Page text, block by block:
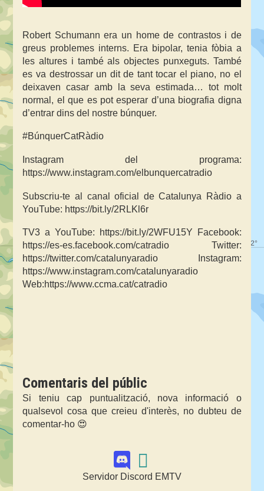
Robert Schumann era un home de contrastos i de
greus problemes interns. Era bipolar, tenia fòbia a
les altures i també als objectes punxeguts. També
es va destrossar un dit de tant tocar el piano, no el
deixaven casar amb la seva estimada… tot molt
normal, el que es pot esperar d’una biografia digna
d’entrar dins del nostre búnquer.
#BúnquerCatRàdio
Instagram del programa:
https://www.instagram.com/elbunquercatradio
Subscriu-te al canal oficial de Catalunya Ràdio a
YouTube: https://bit.ly/2RLKl6r
TV3 a YouTube: https://bit.ly/2WFU15Y Facebook:
https://es-es.facebook.com/catradio Twitter:
https://twitter.com/catalunyaradio Instagram:
https://www.instagram.com/catalunyaradio
Web:https://www.ccma.cat/catradio
Comentaris del públic
Si teniu cap puntualització, nova informació o
qualsevol cosa que creieu d'interès, no dubteu de
comentar-ho 😍
Servidor Discord EMTV